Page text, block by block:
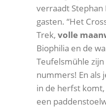
verraadt Stephan
gasten. “Het
Trek, volle
Biophilia en de
Teufelsmühle
nummers! En als
in de herfst
een